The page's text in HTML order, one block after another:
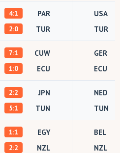
4:1
PAR
2:0 TUR
USA
TUR
7:1
CUW
1:0 ECU
GER
ECU
2:2
JPN
5:1 TUN
NED
TUN
1:1
EGY
2:2 NZL
BEL
NZL